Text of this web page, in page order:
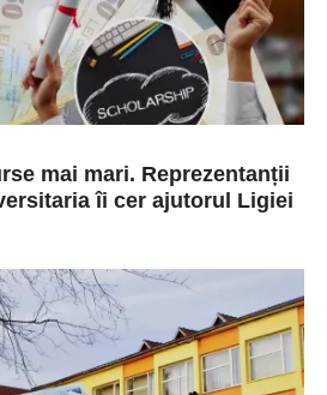
mai mari. Reprezentanții
îi cer ajutorul Ligiei
solicită Ministrei
Ligia Deca, majorarea